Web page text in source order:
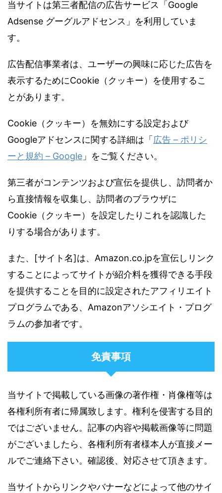
当サイトは第三者配信の広告サービス「Google
Adsense グーグルアドセンス」を利用していま
す。
広告配信事業者は、ユーザーの興味に応じた広告を
表示するためにCookie（クッキー）を使用するこ
とがあります。
Cookie（クッキー）を無効にする設定および
Googleアドセンスに関する詳細は「 広告 – ポリシ
ーと規約 – Google 」をご覧ください。
第三者がコンテンツおよび宣伝を提供し、訪問者か
ら直接情報を収集し、訪問者のブラウザに
Cookie（クッキー）を設定したりこれを認識した
りする場合があります。
また、[サイト名]は、Amazon.co.jpを宣伝しリンク
することによってサイトが紹介料を獲得できる手段
を提供することを目的に設定されたアフィリエイト
プログラムである、Amazonアソシエイト・プログ
ラムの参加者です。
免責事項
当サイトで掲載している画像の著作権・肖像権等は
各権利所有者に帰属致します。権利を侵害する目的
ではございません。記事の内容や掲載画像等に問題
がございましたら、各権利所有者様本人が直接メー
ルでご連絡下さい。確認後、対応させて頂きます。
当サイトからリンクやバナーなどによって他のサイ